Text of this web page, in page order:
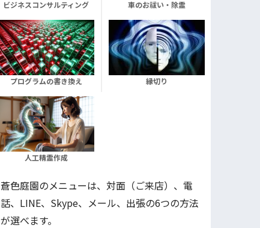
ビジネスコンサルティング 車のお祓い・除霊
プログラムの書き換え 縁切り
人工精霊作成
蒼色庭園のメニューは、対面（ご来店）、電
話、LINE、Skype、メール、出張の6つの方法
が選べます。